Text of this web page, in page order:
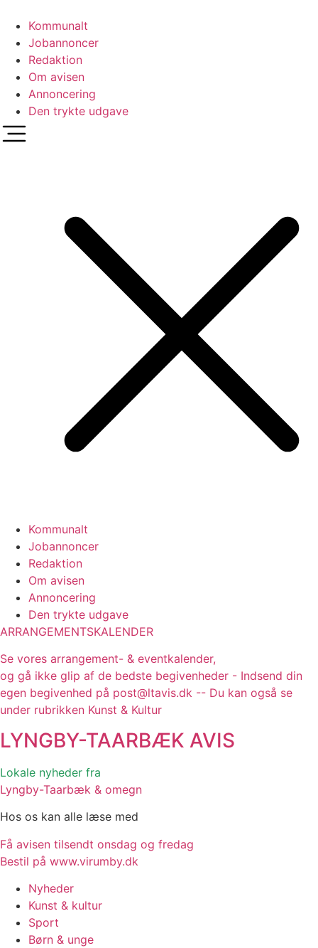
indhold
Kommunalt
Jobannoncer
Redaktion
Om avisen
Annoncering
Den trykte udgave
Kommunalt
Jobannoncer
Redaktion
Om avisen
Annoncering
Den trykte udgave
ARRANGEMENTSKALENDER
Se vores arrangement- & eventkalender,
og gå ikke glip af de bedste begivenheder - Indsend din
egen begivenhed på post@ltavis.dk -- Du kan også se
under rubrikken Kunst & Kultur
LYNGBY-TAARBÆK AVIS
Lokale nyheder fra
Lyngby-Taarbæk & omegn
Hos os kan alle læse med
Få avisen tilsendt onsdag og fredag
Bestil på www.virumby.dk
Nyheder
Kunst & kultur
Sport
Børn & unge